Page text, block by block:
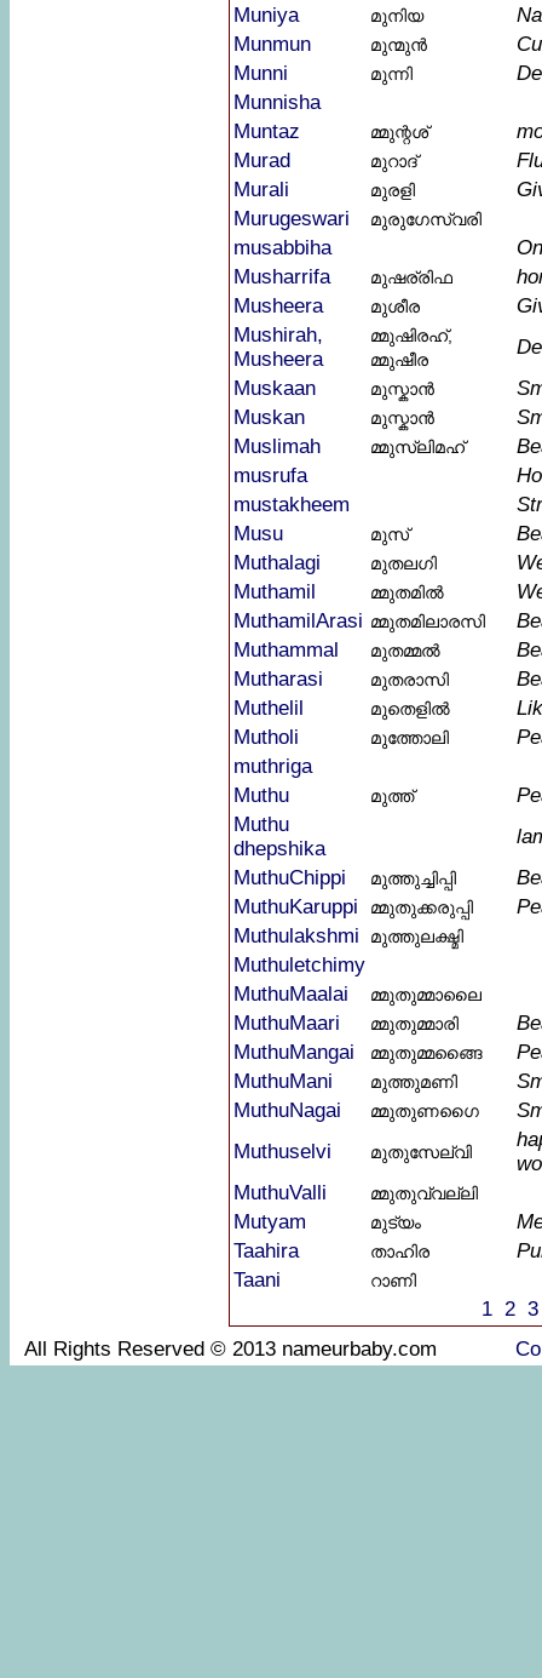
Muniya മുനിയ
Munmun
മുന്മുൻ
Munni
മുന്നി
Munnisha
Muntaz
മ്മുന്റശ്
Murad
മുറാദ്
Murali
മുരളി
Murugeswari
മുരുഗേസ്വരി
musabbiha
Musharrifa
മുഷര്രിഫ
Musheera
മുശീര
Mushirah,
Musheera
മ്മുഷിരഹ്,
മ്മുഷീര
Muskaan
മുസ്കാൻ
Muskan
മുസ്കാൻ
Muslimah
മ്മുസ്ലിമഹ്
musrufa
mustakheem
Musu
മുസ്
Muthalagi
മുതലഗി
Muthamil
മ്മുതമിൽ
MuthamilArasi മ്മുതമിലാരസി
Muthammal
മുതമ്മൽ
Mutharasi
മുതരാസി
Muthelil
മുതെളിൽ
Mutholi
മുത്തോലി
muthriga
Muthu
മുത്ത്‌
Muthu
dhepshika
MuthuChippi
മുത്തുച്ചിപ്പി
MuthuKaruppi
മ്മുതുക്കരുപ്പി
Muthulakshmi
മുത്തുലക്ഷ്മി
Muthuletchimy
MuthuMaalai
മ്മുതുമ്മാലൈ
MuthuMaari മ്മുതുമ്മാരി
MuthuMangai
മ്മുതുമ്മങ്ങൈ
MuthuMani
മുത്തുമണി
MuthuNagai
മ്മുതുണഗൈ
Muthuselvi
മുതുസേല്വി
MuthuValli
മ്മുതുവ്വല്ലി
Mutyam മുട്യം
Taahira
താഹിര
Taani
റാണി
1 2 3
All Rights Reserved © 2013 nameurbaby.com